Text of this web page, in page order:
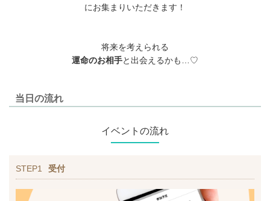
にお集まりいただきます！
将来を考えられる
運命のお相手と出会えるかも…♡
当日の流れ
イベントの流れ
STEP1 受付